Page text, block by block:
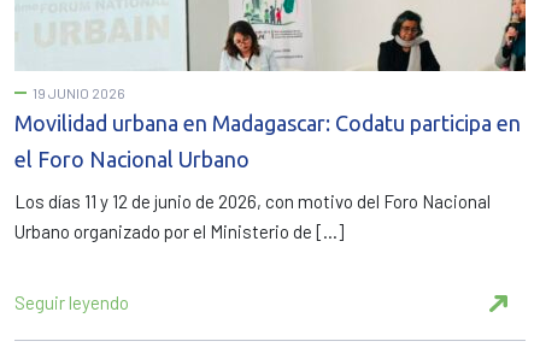
19 JUNIO 2026
Movilidad urbana en Madagascar: Codatu participa en
el Foro Nacional Urbano
Los días 11 y 12 de junio de 2026, con motivo del Foro Nacional
Urbano organizado por el Ministerio de […]
Seguir leyendo